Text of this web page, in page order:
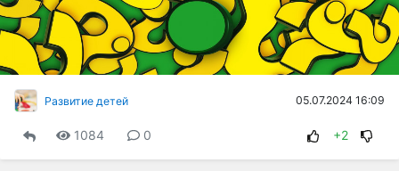
Развитие детей 05.07.2024 16:09
1084 0 +2